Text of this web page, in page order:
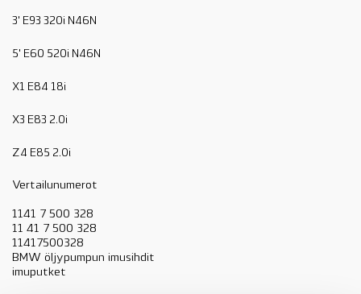
3' E93 320i N46N
5' E60 520i N46N
X1 E84 18i
X3 E83 2.0i
Z4 E85 2.0i
Vertailunumerot
1141 7 500 328
11 41 7 500 328
11417500328
BMW öljypumpun imusihdit
imuputket